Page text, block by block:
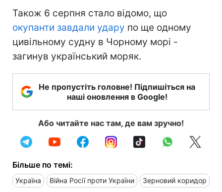
Також 6 серпня стало відомо, що
окупанти завдали удару по ще одному
цивільному судну в Чорному морі -
загинув український моряк.
Не пропустіть головне! Підпишіться на
наші оновлення в Google!
Або читайте нас там, де вам зручно!
Більше по темі:
Україна Війна Росії проти України Зерновий коридор